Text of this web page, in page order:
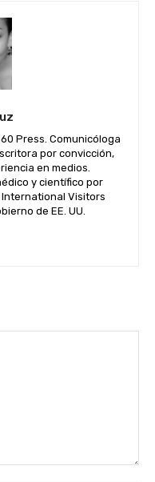
Press. Comunicóloga
por convicción,
en medios.
y científico por
Visitors
de EE. UU.